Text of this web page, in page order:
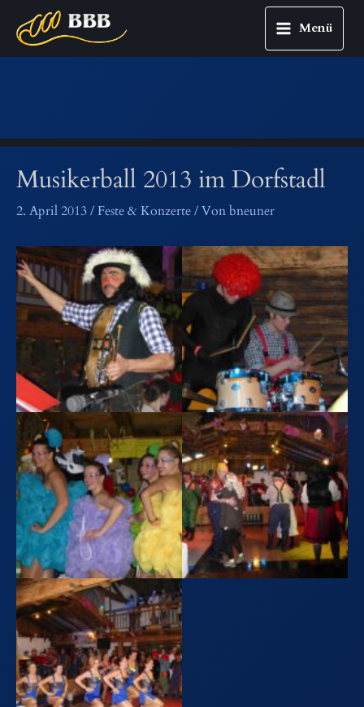
Main
Menü
Musikerball 2013 im Dorfstadl
2. April 2013/ Feste & Konzerte/ Vonbneuner